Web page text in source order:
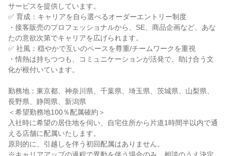
サービスを提供しています。
✅ 育成：キャリアを自ら選べるオーダーエントリー制度
・接客販売のプロフェッショナルから、SE、商品企画など、あな
たの意欲次第でキャリアを広げられます。
✅ 社風：穏やかで互いのペースを尊重/チームワークを重視
・情熱は持ちつつも、コミュニケーションが活発で、助け合う文
化が根付いています。
勤務地：東京都、神奈川県、千葉県、埼玉県、茨城県、山梨県、
長野県、静岡県、新潟県
＜希望勤務地100％配属確約＞
入社時に希望の居住地を伺い、自宅住所から片道1時間半以内で通
える店舗に配属いたします。
原則的に、引越しを伴う初回配属はありません。